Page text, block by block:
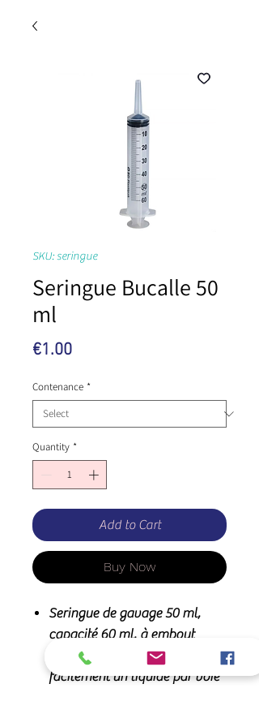
SKU: seringue
Seringue Bucalle 50
ml
€1.00Price
Contenance *
Quantity *
Add to Cart
Buy Now
Seringue de gavage 50 ml,
capacité 60 ml, à embout
conique permet d'administrer
facilement un liquide par voie